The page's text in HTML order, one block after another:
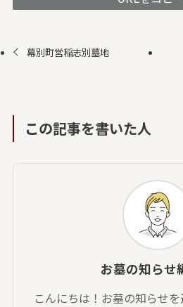
幕別町営稲志別墓地
この記事を書いた人
お墓の知らせ
こんにちは！お墓の知らせ